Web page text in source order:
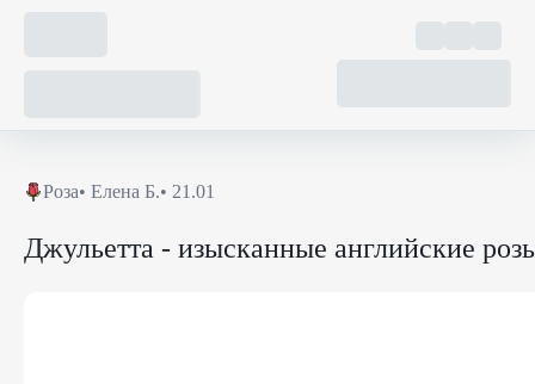
Роза• Елена Б.• 21.01
Джульетта - изысканные английские